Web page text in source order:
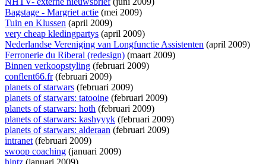
Bagstage - Margriet actie (mei 2009)
Tuin en Klussen (april 2009)
very cheap kledingpartys (april 2009)
Nederlandse Vereniging van Longfunctie Assistenten (april 2009)
Ferronerie du Riberal (redesign) (maart 2009)
Binnen verkoopstyling (februari 2009)
conflent66.fr(februari 2009)
planets of starwars (februari 2009)
planets of starwars: tatooine (februari 2009)
planets of starwars: hoth (februari 2009)
planets of starwars: kashyyyk (februari 2009)
planets of starwars: alderaan (februari 2009)
intranet(februari 2009)
swoop coaching (januari 2009)